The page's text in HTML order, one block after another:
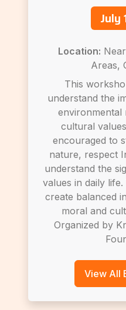
July
Location:
Areas,
This
understand the
environmental
cultural
encouraged to
nature, respect
understand the
values in daily
create balanced
moral and
Organized by
View All